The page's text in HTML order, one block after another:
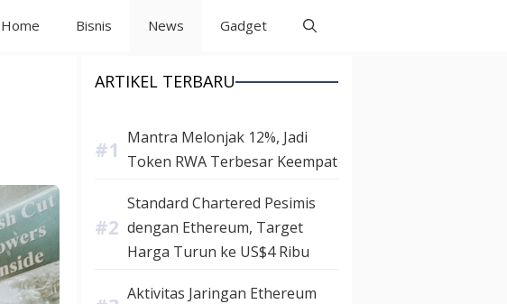
Home Bisnis News Gadget
ARTIKEL TERBARU
Mantra Melonjak 12%, Jadi
Token RWA Terbesar Keempat
Standard Chartered Pesimis
dengan Ethereum, Target
Harga Turun ke US$4 Ribu
Aktivitas Jaringan Ethereum